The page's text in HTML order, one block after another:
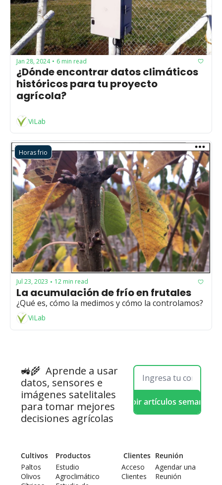
Jan 28, 2024 • 6 min read
¿Dónde encontrar datos climáticos
históricos para tu proyecto
agrícola?
ViLab
Horas frio
Jul 23, 2023 • 12 min read
La acumulación de frío en frutales
¿Qué es, cómo la medimos y cómo la controlamos?
ViLab
🚜🌾 Aprende a usar
datos, sensores e
imágenes satelitales
para tomar mejores
decisiones agrícolas
Recibir artículos semanales
Cultivos
Paltos
Olivos
Productos
Estudio
Agroclimático
Clientes
Acceso
Clientes
Reunión
Agendar una
Reunión